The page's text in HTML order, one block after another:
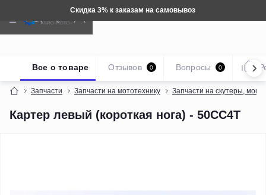
Техника: Бесплатная
Запчасти Запчасти на мототехнику Запчасти на скутеры,
Картер левый (короткая нога) - 50CC4T
Все о товаре Отзывов 0 Вопросы 0